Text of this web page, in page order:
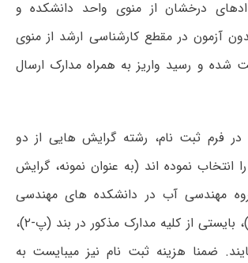
درخشان از منوی واحد دانشکده و
آزمون در مقطع کارشناسی ارشد از منوی
شده و رسید واریز به همراه مدارک ارسال
در فرم ثبت نام، رشته گرایش هایی از دو
انتخاب نموده اند (به عنوان نمونه، گرایش
مهندسی آب در دانشکده های مهندسی
عمران و کشاورزی)، بایستی از کلیه مدارک مذکور در بند (پ-۲)،
ضمنا هزینه ثبت نام نیز میبایست به